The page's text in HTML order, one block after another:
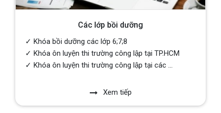
Các lớp bồi dưỡng
✓ Khóa bồi dưỡng các lớp 6;7;8
✓ Khóa ôn luyện thi trường công lập tại TP.HCM
✓ Khóa ôn luyện thi trường công lập tại các ...
Xem tiếp